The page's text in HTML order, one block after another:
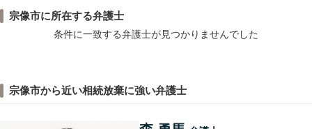
宗像市に所在する弁護士
条件に一致する弁護士が見つかりませんでした
宗像市から近い相続放棄に強い弁護士